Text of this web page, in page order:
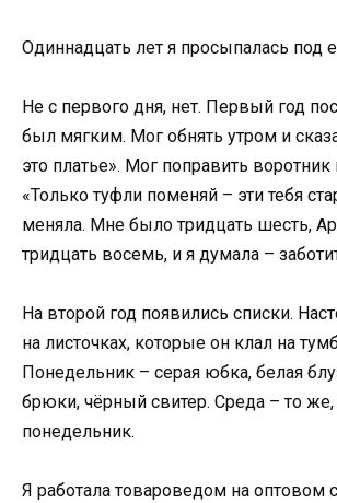
Одиннадцать лет я просыпалась под
Не с первого дня, нет. Первый год
был мягким. Мог обнять утром и
это платье». Мог поправить воротник
«Только туфли поменяй – эти тебя
меняла. Мне было тридцать шесть,
тридцать восемь, и я думала –
На второй год появились списки.
на листочках, которые он клал на
Понедельник – серая юбка, белая
брюки, чёрный свитер. Среда – то же,
понедельник.
Я работала товароведом на оптовом